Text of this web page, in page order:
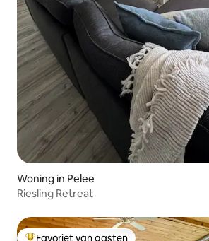
Woning in Pelee
Riesling Retreat
Favoriet van gasten